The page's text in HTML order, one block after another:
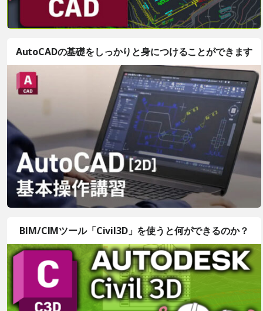
AutoCADの基礎をしっかりと身につけることができます
BIM/CIMツール「Civil3D」を使うと何ができるのか？